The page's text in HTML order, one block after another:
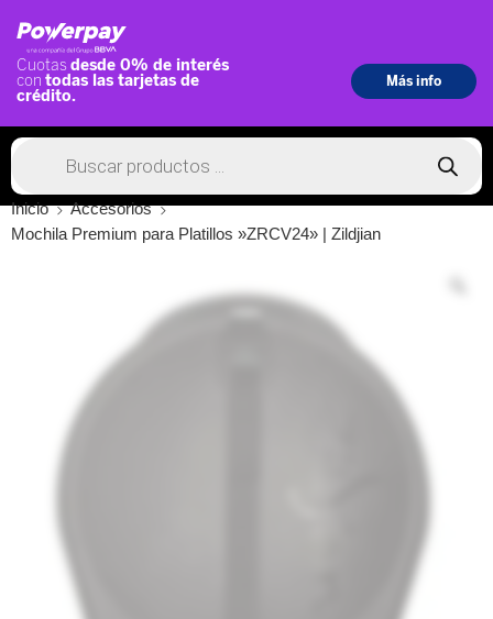
Inicio
Accesorios
Mochila Premium para Platillos »ZRCV24» | Zildjian